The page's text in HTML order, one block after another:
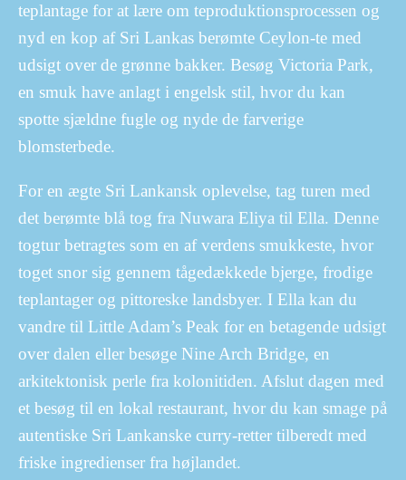
teplantage for at lære om teproduktionsprocessen og
nyd en kop af Sri Lankas berømte Ceylon-te med
udsigt over de grønne bakker. Besøg Victoria Park,
en smuk have anlagt i engelsk stil, hvor du kan
spotte sjældne fugle og nyde de farverige
blomsterbede.
For en ægte Sri Lankansk oplevelse, tag turen med
det berømte blå tog fra Nuwara Eliya til Ella. Denne
togtur betragtes som en af verdens smukkeste, hvor
toget snor sig gennem tågedækkede bjerge, frodige
teplantager og pittoreske landsbyer. I Ella kan du
vandre til Little Adam’s Peak for en betagende udsigt
over dalen eller besøge Nine Arch Bridge, en
arkitektonisk perle fra kolonitiden. Afslut dagen med
et besøg til en lokal restaurant, hvor du kan smage på
autentiske Sri Lankanske curry-retter tilberedt med
friske ingredienser fra højlandet.